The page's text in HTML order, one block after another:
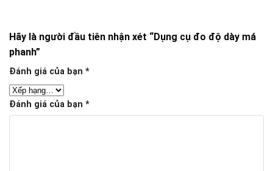
Hãy là người đầu tiên nhận xét “Dụng cụ đo độ dày má
phanh”
Đánh giá của bạn *
Đánh giá của bạn *